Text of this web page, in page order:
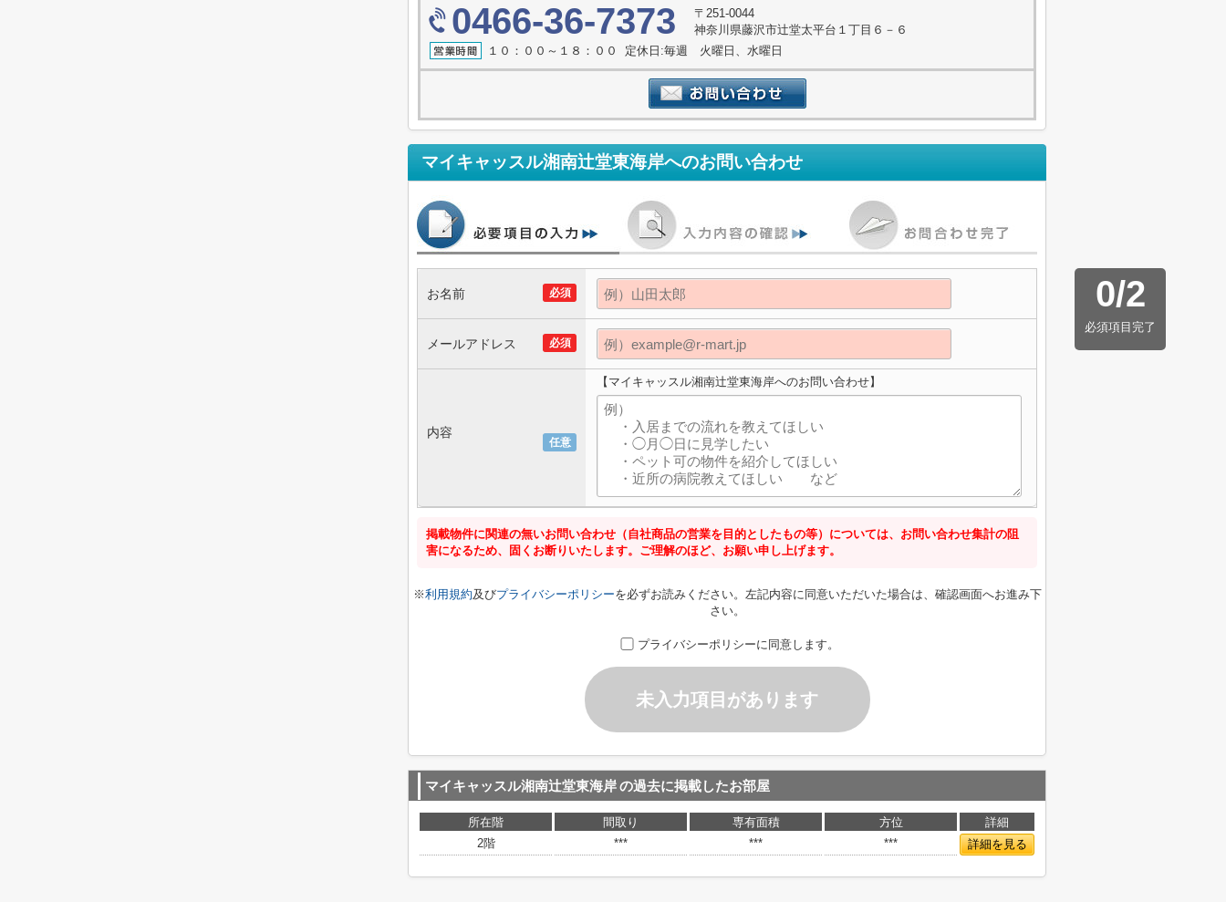
0466-36-7373
〒251-0044
神奈川県藤沢市辻堂太平台１丁目６－６
１０：００～１８：００ 定休日:毎週 火曜日、水曜日
マイキャッスル湘南辻堂東海岸へのお問い合わせ
0/2
必須項目完了
必須
お名前
必須
メールアドレス
任意
内容
【マイキャッスル湘南辻堂東海岸へのお問い合わせ】
掲載物件に関連の無いお問い合わせ（自社商品の営業を目的としたもの等）については、お問い合わせ集計の阻
害になるため、固くお断りいたします。ご理解のほど、お願い申し上げます。
※利用規約及びプライバシーポリシーを必ずお読みください。左記内容に同意いただいた場合は、確認画面へお進み下
さい。
プライバシーポリシーに同意します。
未入力項目があります
マイキャッスル湘南辻堂東海岸の過去に掲載したお部屋
所在階 間取り 専有面積 方位
詳細
2階
*** *** *** 詳細を見る